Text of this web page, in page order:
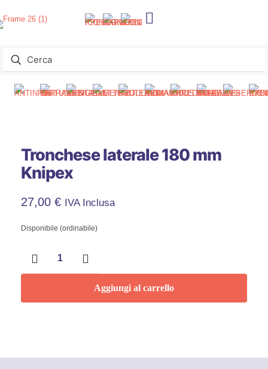
Tronchese laterale 180 mm
Knipex
27,00 € IVA Inclusa
Disponibile (ordinabile)
180
quantità
Aggiungi al carrello